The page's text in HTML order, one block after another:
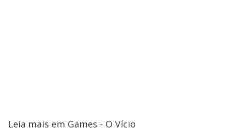
Leia mais em Games - O Vício